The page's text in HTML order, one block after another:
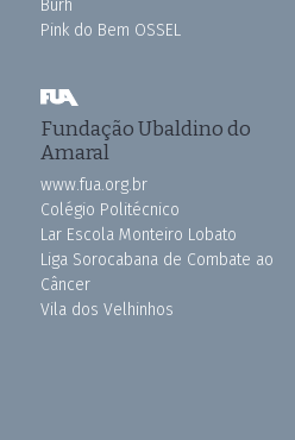
Burh
Pink do Bem OSSEL
Fundação Ubaldino do
Amaral
www.fua.org.br
Colégio Politécnico
Lar Escola Monteiro Lobato
Liga Sorocabana de Combate ao
Câncer
Vila dos Velhinhos